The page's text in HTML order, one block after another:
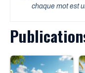
chaque mot est